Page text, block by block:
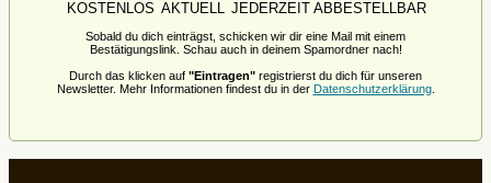
KOSTENLOS AKTUELL JEDERZEIT ABBESTELLBAR
Sobald du dich einträgst, schicken wir dir eine Mail mit einem
Bestätigungslink. Schau auch in deinem Spamordner nach!
Durch das klicken auf "Eintragen" registrierst du dich für unseren
Newsletter. Mehr Informationen findest du in der Datenschutzerklärung.